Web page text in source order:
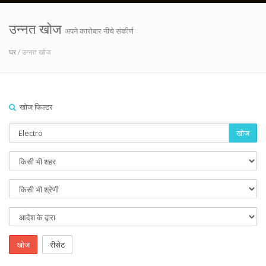
उन्नत खोज अपने कारोबार नीचे संकीर्ण
घर/ उन्नत खोज
खोज फिल्टर
खोज
खोज रीसेट